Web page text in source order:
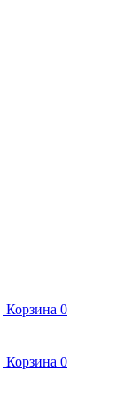
Корзина 0
Корзина 0